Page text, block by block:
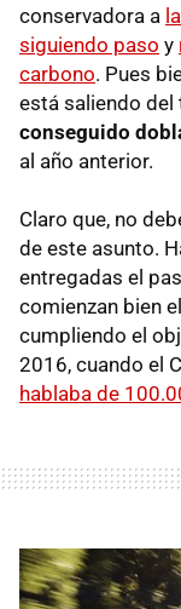
conservadora a
siguiendo paso y
carbono. Pues
está saliendo
conseguido
al año anterior.
Claro que, no
de este asunto.
entregadas el
comienzan bien
cumpliendo el
2016, cuando el
hablaba de